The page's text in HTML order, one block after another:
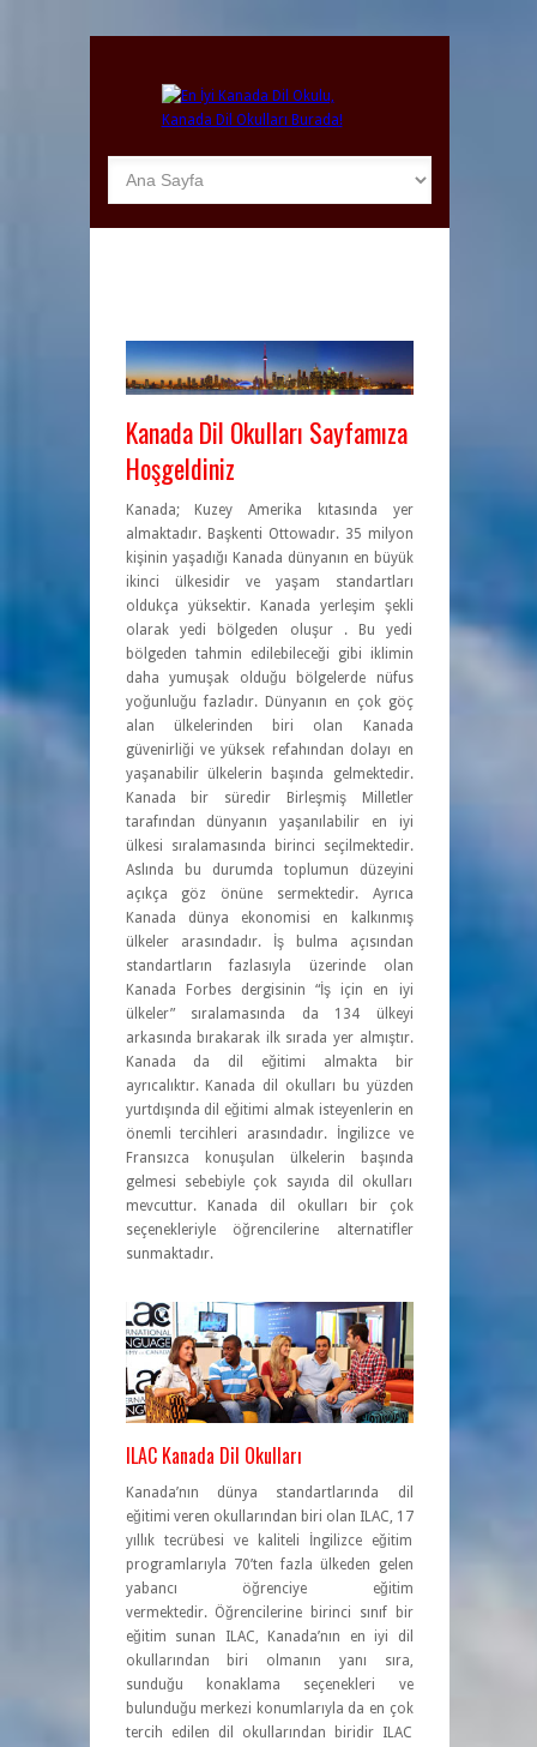
Kanada Dil Okulları Sayfamıza
Hoşgeldiniz
Kanada; Kuzey Amerika kıtasında yer
almaktadır. Başkenti Ottowadır. 35 milyon
kişinin yaşadığı Kanada dünyanın en büyük
ikinci ülkesidir ve yaşam standartları
oldukça yüksektir. Kanada yerleşim şekli
olarak yedi bölgeden oluşur . Bu yedi
bölgeden tahmin edilebileceği gibi iklimin
daha yumuşak olduğu bölgelerde nüfus
yoğunluğu fazladır. Dünyanın en çok göç
alan ülkelerinden biri olan Kanada
güvenirliği ve yüksek refahından dolayı en
yaşanabilir ülkelerin başında gelmektedir.
Kanada bir süredir Birleşmiş Milletler
tarafından dünyanın yaşanılabilir en iyi
ülkesi sıralamasında birinci seçilmektedir.
Aslında bu durumda toplumun düzeyini
açıkça göz önüne sermektedir. Ayrıca
Kanada dünya ekonomisi en kalkınmış
ülkeler arasındadır. İş bulma açısından
standartların fazlasıyla üzerinde olan
Kanada Forbes dergisinin “İş için en iyi
ülkeler” sıralamasında da 134 ülkeyi
arkasında bırakarak ilk sırada yer almıştır.
Kanada da dil eğitimi almakta bir
ayrıcalıktır. Kanada dil okulları bu yüzden
yurtdışında dil eğitimi almak isteyenlerin en
önemli tercihleri arasındadır. İngilizce ve
Fransızca konuşulan ülkelerin başında
gelmesi sebebiyle çok sayıda dil okulları
mevcuttur. Kanada dil okulları bir çok
seçenekleriyle öğrencilerine alternatifler
sunmaktadır.
ILAC Kanada Dil Okulları
Kanada’nın dünya standartlarında dil
eğitimi veren okullarından biri olan ILAC, 17
yıllık tecrübesi ve kaliteli İngilizce eğitim
programlarıyla 70’ten fazla ülkeden gelen
yabancı öğrenciye eğitim
vermektedir. Öğrencilerine birinci sınıf bir
eğitim sunan ILAC, Kanada’nın en iyi dil
okullarından biri olmanın yanı sıra,
sunduğu konaklama seçenekleri ve
bulunduğu merkezi konumlarıyla da en çok
tercih edilen dil okullarından biridir ILAC